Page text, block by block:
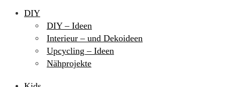
DIY
DIY – Ideen
Interieur – und Dekoideen
Upcycling – Ideen
Nähprojekte